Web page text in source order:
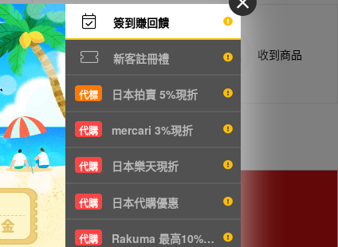
簽到賺回饋
新客註冊禮
代標 日本拍賣 5%現折
代購 mercari 3%現折
代購 日本樂天現折
代購 日本代購優惠
代購 Rakuma 最高10%現折
商品抵台通知出貨 收到商品